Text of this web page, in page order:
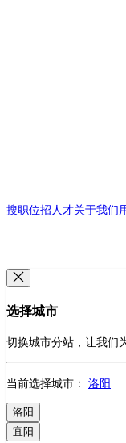
搜职位招人才关于我们
选择城市
切换城市分站，让我们
当前选择城市： 洛阳
洛阳
宜阳